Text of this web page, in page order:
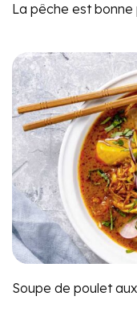
La pêche est
Soupe de poulet